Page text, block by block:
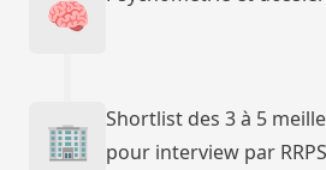
🧠
🏢
Shortlist des 3 à 5
pour interview par